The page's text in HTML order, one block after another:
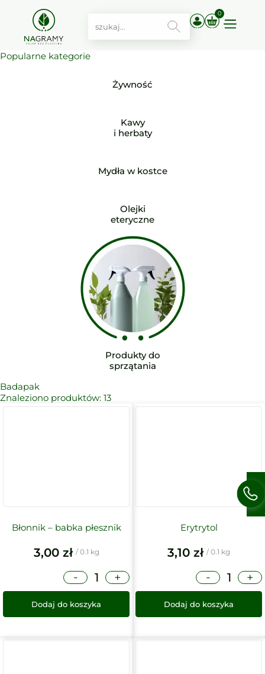
0
Popularne kategorie
Żywność
Kawy
i herbaty
Mydła w kostce
Olejki
eteryczne
Produkty do
sprzątania
Badapak
Znaleziono produktów: 13
Błonnik – babka płesznik
3,00 zł / 0.1 kg
- +
Dodaj do koszyka
Erytrytol
3,10 zł / 0.1 kg
- +
Dodaj do koszyka